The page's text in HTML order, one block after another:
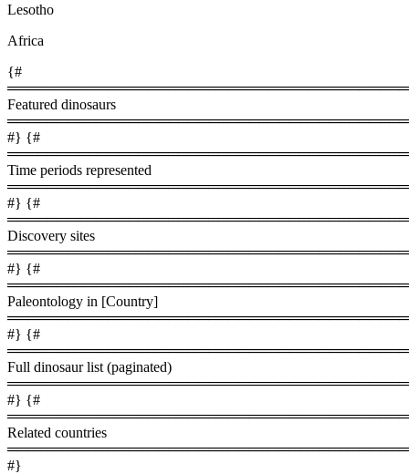
Lesotho
Africa
{#
Featured dinosaurs
#} {#
Time periods represented
#} {#
Discovery sites
#} {#
Paleontology in [Country]
#} {#
Full dinosaur list (paginated)
#} {#
Related countries
#}